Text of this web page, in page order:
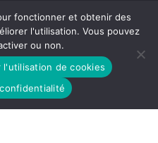
fonctionner et obtenir des
l'utilisation. Vous pouvez
ou non.
l'utilisation de cookies